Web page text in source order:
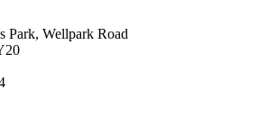
Park, Wellpark Road